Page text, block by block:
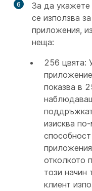
6
За да укажете
се използва
приложения,
неща:
256 цвята:
показва в
изисква
отколкото
този начин
клиент